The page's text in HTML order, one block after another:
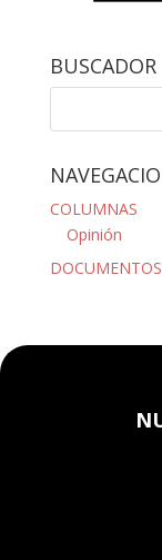
BUSCADOR
COLUMNAS
Opinión
DOCUMENTOS